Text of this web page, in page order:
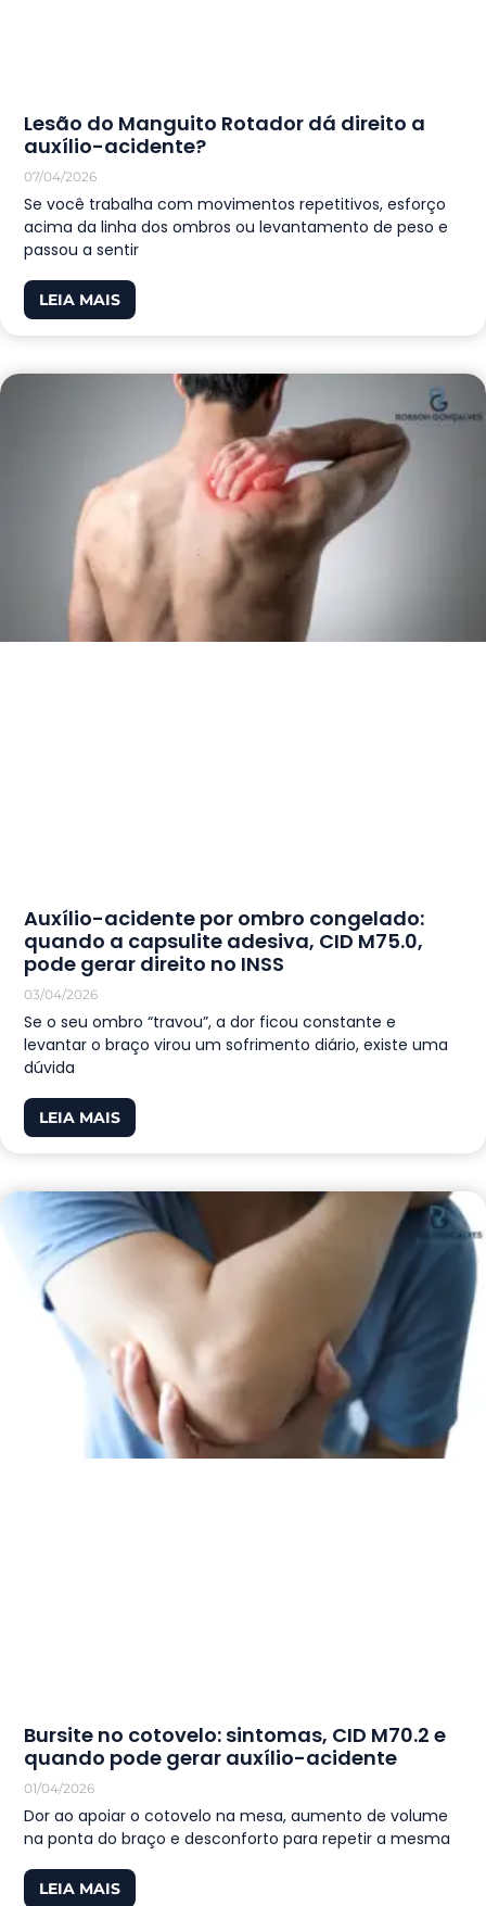
Lesão do Manguito Rotador dá direito a
auxílio-acidente?
07/04/2026
Se você trabalha com movimentos repetitivos, esforço
acima da linha dos ombros ou levantamento de peso e
passou a sentir
LEIA MAIS
Auxílio-acidente por ombro congelado:
quando a capsulite adesiva, CID M75.0,
pode gerar direito no INSS
03/04/2026
Se o seu ombro “travou”, a dor ficou constante e
levantar o braço virou um sofrimento diário, existe uma
dúvida
LEIA MAIS
Bursite no cotovelo: sintomas, CID M70.2 e
quando pode gerar auxílio-acidente
01/04/2026
Dor ao apoiar o cotovelo na mesa, aumento de volume
na ponta do braço e desconforto para repetir a mesma
LEIA MAIS